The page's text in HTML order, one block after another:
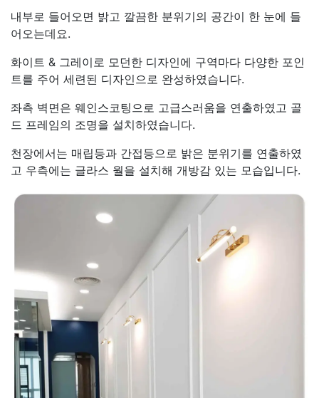
내부로 들어오면 밝고 깔끔한 분위기의 공간이 한 눈에 들
어오는데요.
화이트 & 그레이로 모던한 디자인에 구역마다 다양한 포인
트를 주어 세련된 디자인으로 완성하였습니다.
좌측 벽면은 웨인스코팅으로 고급스러움을 연출하였고 골
드 프레임의 조명을 설치하였습니다.
천장에서는 매립등과 간접등으로 밝은 분위기를 연출하였
고 우측에는 글라스 월을 설치해 개방감 있는 모습입니다.